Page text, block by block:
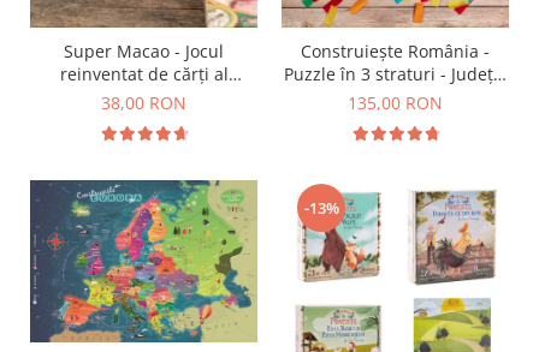
10 Ani
11 - 14 Ani
Colecția Păcălici
Super Macao - Jocul
reinventat de cărți al
copilăriei
38,00 RON
Construiește România -
Puzzle în 3 straturi - Județe,
Regiuni, Relief
135,00 RON
-13%